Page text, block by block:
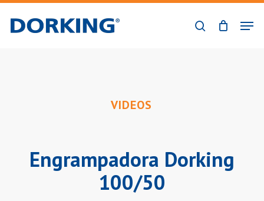
buscar
Menu
VIDEOS
Engrampadora Dorking
100/50